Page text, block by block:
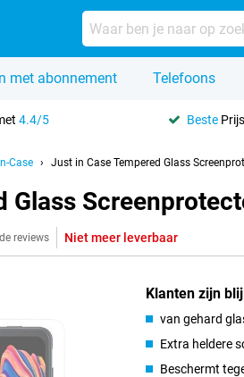
met abonnement Telefoons
4.4/5 Beste
Case Just in Case Tempered Glass
Glass
reviews Niet meer leverbaar
Klanten zijn
van gehard
Extra heldere
Beschermt